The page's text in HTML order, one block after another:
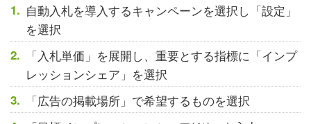
自動入札を導入するキャンペーンを選択し「設定」
を選択
「入札単価」を展開し、重要とする指標に「インプ
レッションシェア」を選択
「広告の掲載場所」で希望するものを選択